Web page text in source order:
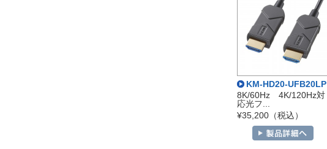
KM-HD20-UFB20LP
8K/60Hz 4K/120Hz対
応光フ...
¥35,200（税込）